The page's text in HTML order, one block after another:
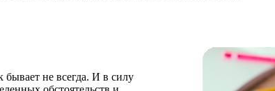
бывает не всегда. И в силу